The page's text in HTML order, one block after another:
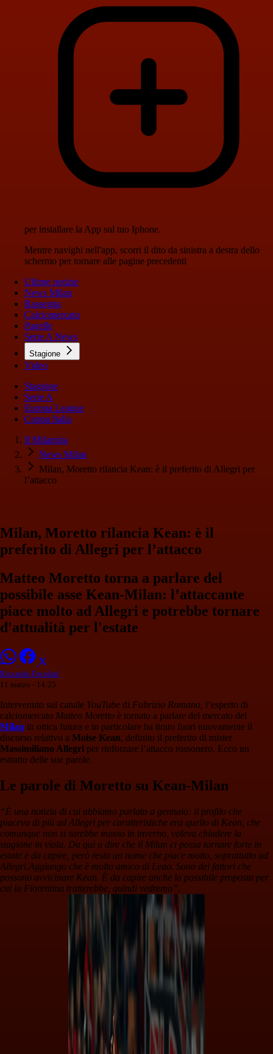
per installare la App sul tuo Iphone.
Mentre navighi nell'app, scorri il dito da sinistra a destra dello
schermo per tornare alle pagine precedenti
Ultime notizie
News Milan
Rassegna
Calciomercato
Pagelle
Serie A News
Stagione
Video
Stagione
Serie A
Europa League
Coppa Italia
Il Milanista
News Milan
Milan, Moretto rilancia Kean: è il preferito di Allegri per
l’attacco
Milan, Moretto rilancia Kean: è il
preferito di Allegri per l’attacco
Matteo Moretto torna a parlare del
possibile asse Kean-Milan: l’attaccante
piace molto ad Allegri e potrebbe tornare
d'attualità per l'estate
Riccardo Focolari
11 marzo - 14:25
Intervenuto sul canale YouTube di Fabrizio Romano, l’esperto di
calciomercato Matteo Moretto è tornato a parlare del mercato del
Milan in ottica futura e in particolare ha tirato fuori nuovamente il
discorso relativo a Moise Kean, definito il preferito di mister
Massimiliano Allegri per rinforzare l’attacco rossonero. Ecco un
estratto delle sue parole.
Le parole di Moretto su Kean-Milan
“È una notizia di cui abbiamo parlato a gennaio: il profilo che
piaceva di più ad Allegri per caratteristiche era quello di Kean, che
comunque non si sarebbe mosso in inverno, voleva chiudere la
stagione in viola. Da qui a dire che il Milan ci possa tornare forte in
estate è da capire, però resta un nome che piace molto, soprattutto ad
Allegri.Aggiungo che è molto amico di Leao. Sono dei fattori che
possono avvicinare Kean. È da capire anche la possibile proposta per
cui la Fiorentina tratterebbe, quindi vedremo”.